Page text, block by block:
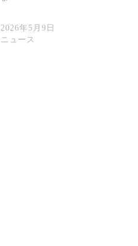
2026年5月9日
ニュース